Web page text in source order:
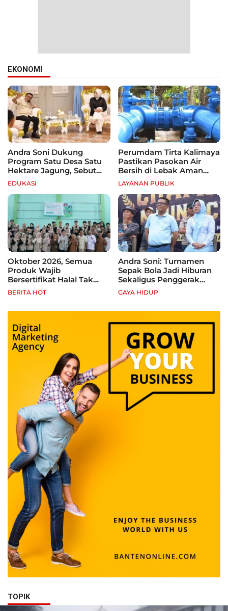
EKONOMI
Andra Soni Dukung
Program Satu Desa Satu
Hektare Jagung, Sebut
Banten Punya Peluang
EDUKASI
Perumdam Tirta Kalimaya
Pastikan Pasokan Air
Bersih di Lebak Aman
Selama Kemarau
LAYANAN PUBLIK
Oktober 2026, Semua
Produk Wajib
Bersertifikat Halal Tak
Kantongi Sertifikat Halal,
BERITA HOT
Andra Soni: Turnamen
Sepak Bola Jadi Hiburan
Sekaligus Penggerak
Ekonomi Rakyat
GAYA HIDUP
TOPIK